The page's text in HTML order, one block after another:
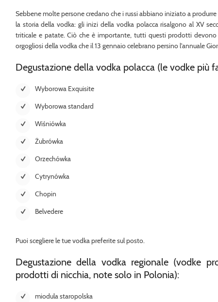
Sebbene molte persone credano che i russi abbiano iniziato a
la storia della vodka: gli inizi della vodka polacca risalgono al XV
triticale e patate. Ciò che è importante, tutti questi prodotti
orgogliosi della vodka che il 13 gennaio celebrano persino l'annuale
Degustazione della vodka polacca (le vodke più
Wyborowa Exquisite
Wyborowa standard
Wiśniówka
Żubrówka
Orzechówka
Cytrynówka
Chopin
Belvedere
Puoi scegliere le tue vodka preferite sul posto.
Degustazione della vodka regionale (vodke
prodotti di nicchia, note solo in Polonia):
miodula staropolska